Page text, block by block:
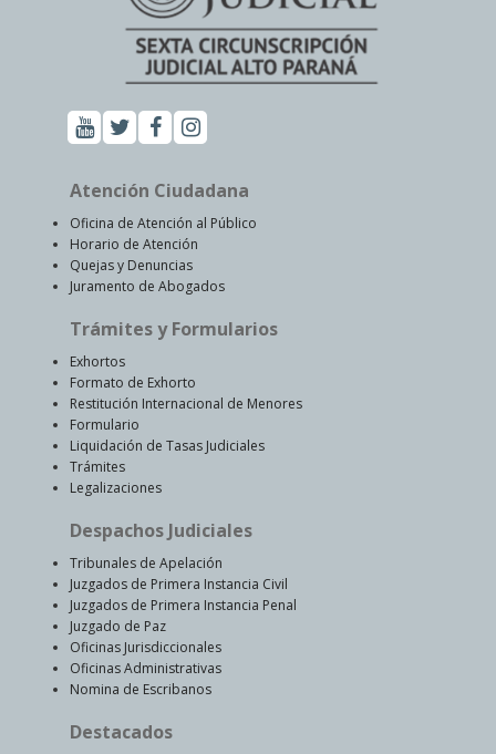
Atención Ciudadana
Oficina de Atención al Público
Horario de Atención
Quejas y Denuncias
Juramento de Abogados
Trámites y Formularios
Exhortos
Formato de Exhorto
Restitución Internacional de Menores
Formulario
Liquidación de Tasas Judiciales
Trámites
Legalizaciones
Despachos Judiciales
Tribunales de Apelación
Juzgados de Primera Instancia Civil
Juzgados de Primera Instancia Penal
Juzgado de Paz
Oficinas Jurisdiccionales
Oficinas Administrativas
Nomina de Escribanos
Destacados